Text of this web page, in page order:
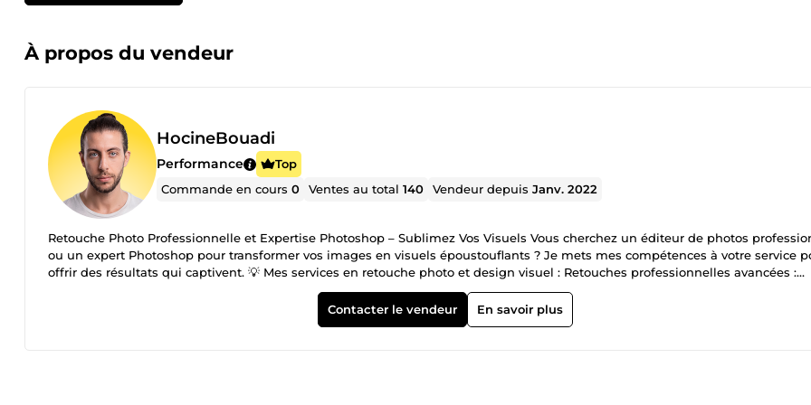
À propos du vendeur
HocineBouadi
Performance
Top
Commande en cours0 Ventes au total140 Vendeur depuisJanv. 2022
Retouche Photo Professionnelle et Expertise Photoshop – Sublimez Vos Visuels Vous cherchez un éditeur de photos
ou un expert Photoshop pour transformer vos images en visuels époustouflants ? Je mets mes compétences à votre service
offrir des résultats qui captivent. 💡 Mes services en retouche photo et design visuel : Retouches professionnelles avancées :
correction des imperfections, amélioration des couleurs et optimisation de vos images. Montages créatifs et personnalisés :
création d'images uniques pour vos besoins personnels ou professionnels (e-commerce, réseaux sociaux, projets artistiques).
Traitement photo complet : gestion de projets de A à Z, avec un rendu final de haute qualité, prêt à être utilisé. 🔧 Pourquoi me
Contacter le vendeur En savoir plus